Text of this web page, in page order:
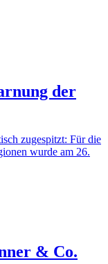
der
zugespitzt: Für die
wurde am 26.
& Co.